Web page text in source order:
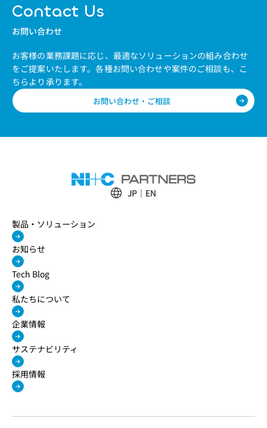
Contact Us
お問い合わせ
お客様の業務課題に応じ、最適なソリューションの組み合わせ
をご提案いたします。各種お問い合わせや案件のご相談も、こ
ちらより承ります。
お問い合わせ・ご相談
JP EN
製品・ソリューション
お知らせ
Tech Blog
私たちについて
企業情報
サステナビリティ
採用情報